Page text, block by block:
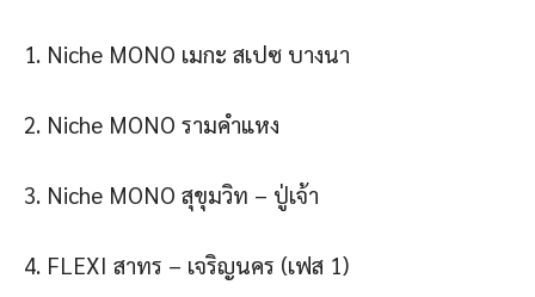
1. Niche MONO เมกะ สเปซ บางนา
2. Niche MONO รามคำแหง
3. Niche MONO สุขุมวิท – ปู่เจ้า
4. FLEXI สาทร – เจริญนคร (เฟส 1)